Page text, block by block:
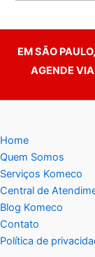
EM SÃO
AGENDE
Home
Quem Somos
Serviços Komeco
Central de
Blog Komeco
Contato
Política de